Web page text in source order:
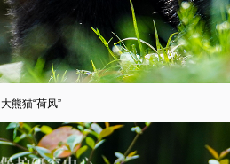
大熊猫“荷风”